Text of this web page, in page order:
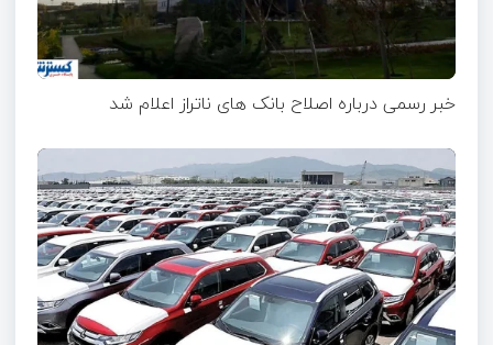
خبر رسمی درباره اصلاح بانک های ناتراز اعلام شد